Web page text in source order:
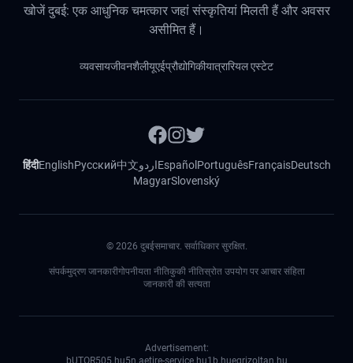
खोजें दुबई: एक आधुनिक चमत्कार जहां संस्कृतियां मिलती हैं और अवसर
असीमित हैं।
व्यवसायजीवनशैलीयूएईप्रौद्योगिकीयात्रारियल एस्टेट
हिंदीEnglishРусский中文اردوEspañol PortuguêsFrançaisDeutsch
MagyarSlovenský
© 2026 दुबईसमाचार. सर्वाधिकार सुरक्षित.
संपर्कमुद्रण जानकारीगोपनीयता नीतिकुकी नीतिस्रोत उपयोग पर आचार संहिता
जानकारी की सत्यता
Advertisement:
bUTOR505.hu5n.aetire-service.hu1b.huegrizoltan.hu